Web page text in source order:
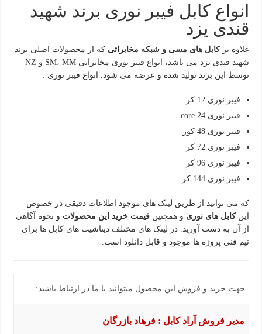
انواع کابل فیبر نوری برند شهید
قندی یزد
علاوه برکابل های مسی و شبکه مخابراتی که از محصولات اصلی برند
شهید قندی یزد می باشد، انواع فیبر نوری مخابراتی SM، MM و NZ
توسط این برند تولید شده و عرضه می شود. انواع فیبر نوری :
فیبر نوری 12 کر
فیبر نوری 24 core
فیبر نوری 48 کور
فیبر نوری 72 کر
فیبر نوری 96 کر
فیبر نوری 144 کر
که می توانید از طریق لینک های موجود اطلاعات دقیقی در خصوص
اینکابل های نوری و همچنینقیمت خرید این محصولات و نحوه آگاهی
از آن به دست آورید. در لینک های مختلف دیتاشیت های کابل ها برای
تیم فنی پروژه ها موجود و قابل دانلود است.
جهت خرید و فروش این محصول میتوانید با ما در ارتباط باشید:
مدیر فروش آراد کابل : فرهاد بازرگان